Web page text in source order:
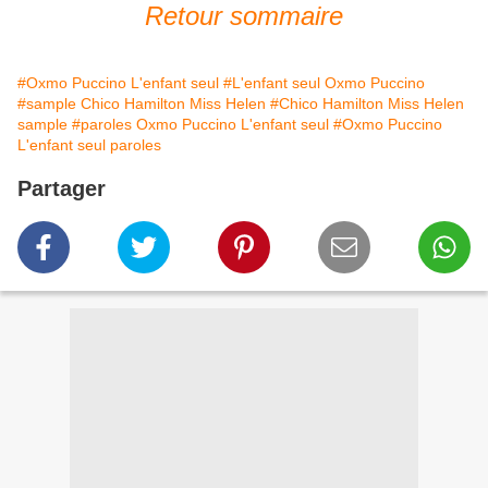
Retour sommaire
#Oxmo Puccino L'enfant seul #L'enfant seul Oxmo Puccino
#sample Chico Hamilton Miss Helen #Chico Hamilton Miss Helen
sample #paroles Oxmo Puccino L'enfant seul #Oxmo Puccino
L'enfant seul paroles
Partager